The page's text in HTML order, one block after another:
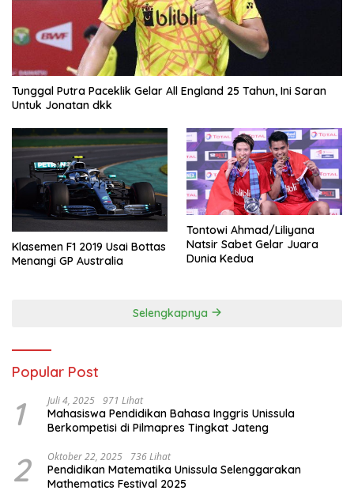
Tunggal Putra Paceklik Gelar All England 25 Tahun, Ini Saran
Untuk Jonatan dkk
Klasemen F1 2019 Usai Bottas
Menangi GP Australia
Tontowi Ahmad/Liliyana
Natsir Sabet Gelar Juara
Dunia Kedua
Selengkapnya
Popular Post
1 Juli 4, 2025 971 Lihat
Mahasiswa Pendidikan Bahasa Inggris Unissula
Berkompetisi di Pilmapres Tingkat Jateng
2 Oktober 22, 2025 736 Lihat
Pendidikan Matematika Unissula Selenggarakan
Mathematics Festival 2025